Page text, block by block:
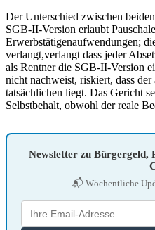
Der Unterschied zwischen
SGB-II-Version erlaubt
Erwerbstätigenaufwendungen;
verlangt,verlangt dass jeder
als Rentner die SGB-II-Version
nicht nachweist, riskiert, dass
tatsächlichen liegt. Das Gericht
Selbstbehalt, obwohl der reale
Newsletter zu Bürgergeld,
📬 Wöchentliche